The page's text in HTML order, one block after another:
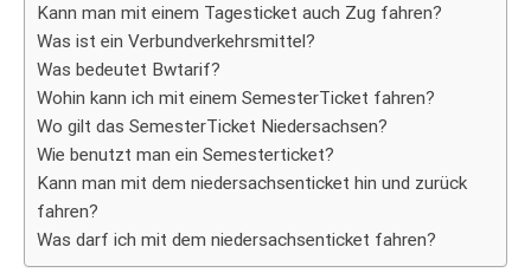
Kann man mit einem Tagesticket auch Zug fahren?
Was ist ein Verbundverkehrsmittel?
Was bedeutet Bwtarif?
Wohin kann ich mit einem SemesterTicket fahren?
Wo gilt das SemesterTicket Niedersachsen?
Wie benutzt man ein Semesterticket?
Kann man mit dem niedersachsenticket hin und zurück
fahren?
Was darf ich mit dem niedersachsenticket fahren?